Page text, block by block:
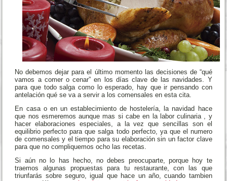
No debemos dejar para el último momento las decisiones de “qué
vamos a comer o cenar” en los días clave de las navidades. Y
para que todo salga como lo esperado, hay que ir pensando con
antelación qué se va a servir a los comensales en esta cita.
En casa o en un establecimiento de hostelería, la navidad hace
que nos esmeremos aunque mas si cabe en la labor culinaria , y
hacer elaboraciones especiales, a la vez que sencillas son el
equilibrio perfecto para que salga todo perfecto, ya que el numero
de comensales y el tiempo para su elaboración sin un factor clave
para que no compliquemos ocho las recetas.
Si aún no lo has hecho, no debes preocuparte, porque hoy te
traemos algunas propuestas para tu restaurante, con las que
triunfarás sobre seguro, igual que hace un año, cuando tambien